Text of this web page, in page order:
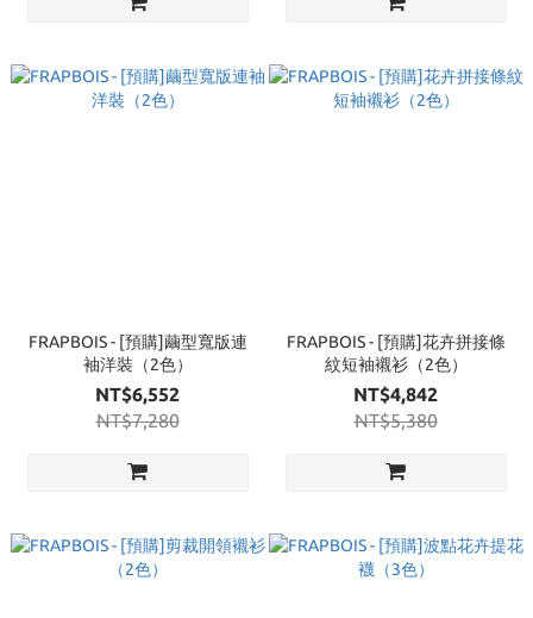
FRAPBOIS - [預購]繭型寬版連
袖洋裝（2色）
NT$6,552
NT$7,280
FRAPBOIS - [預購]花卉拼接條
紋短袖襯衫（2色）
NT$4,842
NT$5,380